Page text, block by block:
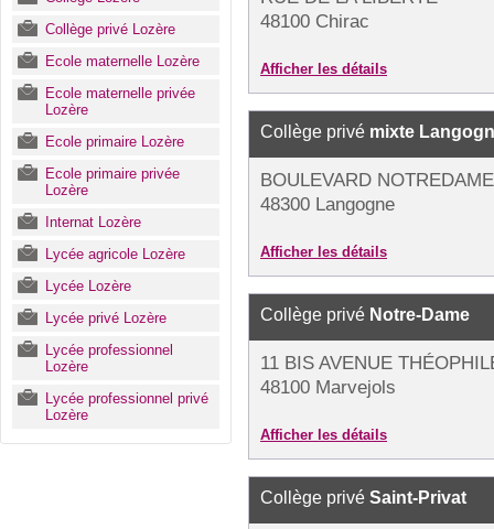
Collège privé Lozère
Ecole maternelle Lozère
Ecole maternelle privée
Lozère
Ecole primaire Lozère
Ecole primaire privée
Lozère
Internat Lozère
Lycée agricole Lozère
Lycée Lozère
Lycée privé Lozère
Lycée professionnel
Lozère
Lycée professionnel privé
Lozère
48100 Chirac
Afficher les détails
Collège privé mixte
BOULEVARD
48300 Langogne
Afficher les détails
Collège privé Notre-Dame
11 BIS AVENUE
48100 Marvejols
Afficher les détails
Collège privé Saint-Privat